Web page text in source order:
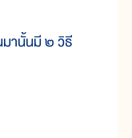
มานั้นมี ๒ วิธี